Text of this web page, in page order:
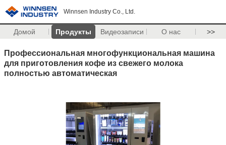
Winnsen Industry Co., Ltd.
Домой Продукты Видеозаписи О нас >>
Профессиональная многофункциональная машина
для приготовления кофе из свежего молока
полностью автоматическая